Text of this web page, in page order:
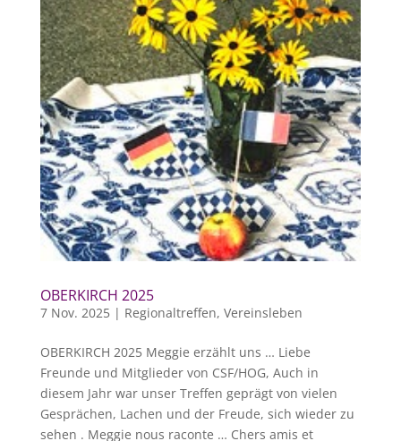
OBERKIRCH 2025
7 Nov. 2025| Regionaltreffen, Vereinsleben
OBERKIRCH 2025 Meggie erzählt uns … Liebe
Freunde und Mitglieder von CSF/HOG, Auch in
diesem Jahr war unser Treffen geprägt von vielen
Gesprächen, Lachen und der Freude, sich wieder zu
sehen . Meggie nous raconte … Chers amis et